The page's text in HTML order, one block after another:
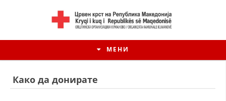
МЕНИ
Како да донирате